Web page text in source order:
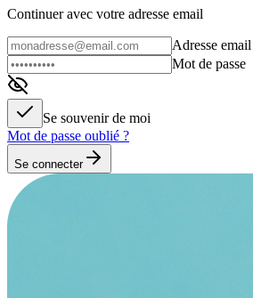
Continuer avec votre adresse email
Adresse email
Mot de passe
Se souvenir de moi
Mot de passe oublié ?
Se connecter